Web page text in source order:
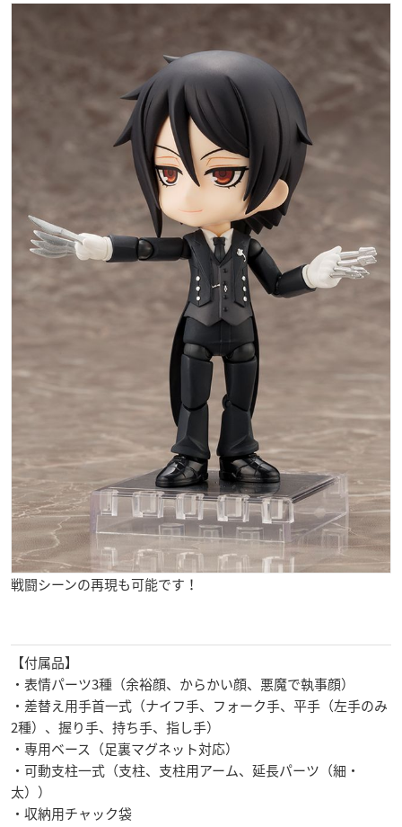
戦闘シーンの再現も可能です！
【付属品】
・表情パーツ3種（余裕顔、からかい顔、悪魔で執事顔）
・差替え用手首一式（ナイフ手、フォーク手、平手（左手のみ
2種）、握り手、持ち手、指し手）
・専用ベース（足裏マグネット対応）
・可動支柱一式（支柱、支柱用アーム、延長パーツ（細・
太））
・収納用チャック袋